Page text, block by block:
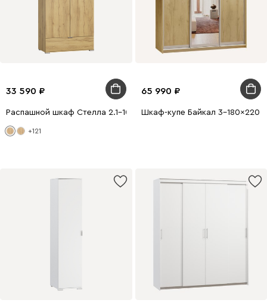
33 590
Распашной шкаф Стелла 2.1-100x240 Дуб Золотистый
+121
65 990
Шкаф-купе Байкал 3-180x220